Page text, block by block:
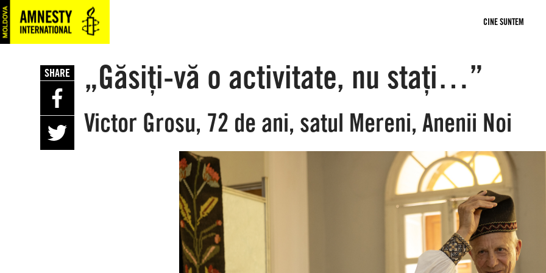
SKIP
TO
MAIN
CONTENT
CINE SUNTEM
„Găsiți-vă o activitate, nu stați…”
Victor Grosu, 72 de ani, satul Mereni, Anenii Noi
SHARE